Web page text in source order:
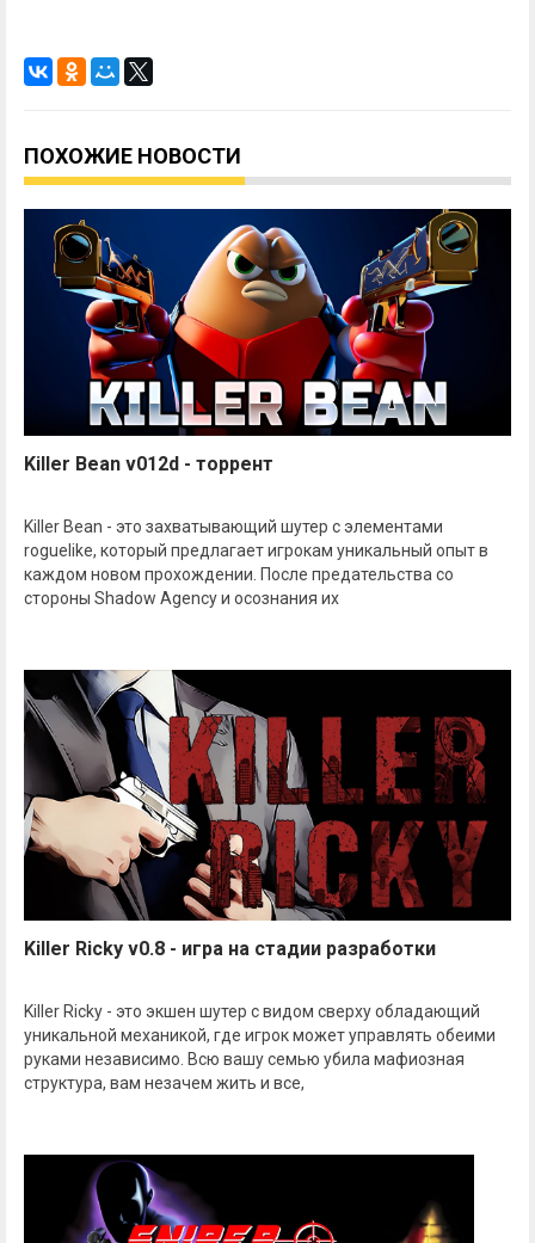
ПОХОЖИЕ НОВОСТИ
Killer Bean v012d - торрент
Killer Bean - это захватывающий шутер с элементами
roguelike, который предлагает игрокам уникальный опыт в
каждом новом прохождении. После предательства со
стороны Shadow Agency и осознания их
Killer Ricky v0.8 - игра на стадии разработки
Killer Ricky - это экшен шутер с видом сверху обладающий
уникальной механикой, где игрок может управлять обеими
руками независимо. Всю вашу семью убила мафиозная
структура, вам незачем жить и все,